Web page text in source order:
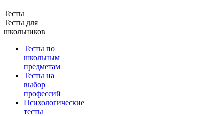
Тесты
Тесты для
школьников
Тесты по
школьным
предметам
Тесты на
выбор
профессий
Психологические
тесты